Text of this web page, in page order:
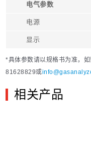
电气参数
电源
显示
*具体参数请以规格书为准，
81628829或
相关产品